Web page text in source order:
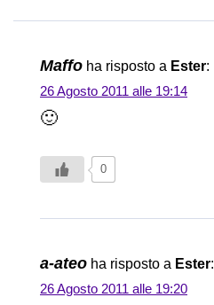
Maffo ha risposto a Ester:
26 Agosto 2011 alle 19:14
🙂
0
a-ateo ha risposto a Ester:
26 Agosto 2011 alle 19:20